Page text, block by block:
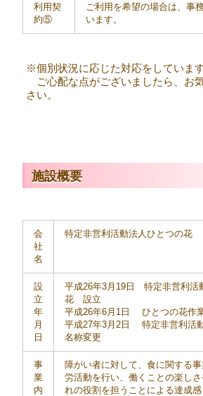
利用契
約⑤
ご利用を希望の場合は、事
います。
※個別状況に応じた対応をしています
ご心配な点がございましたら、お
さい。
施設概要
会
社
名
特定非営利活動法人ひとつの花
設
立
年
月
日
平成26年3月19日 特定非営利活
花 設立
平成26年6月1日 ひとつの花作
平成27年3月2日 特定非営利活
名称変更
事
業
内
障がい者に対して、食に関する
労活動を行い、働くことの楽し
れの役割を担うことによる達成